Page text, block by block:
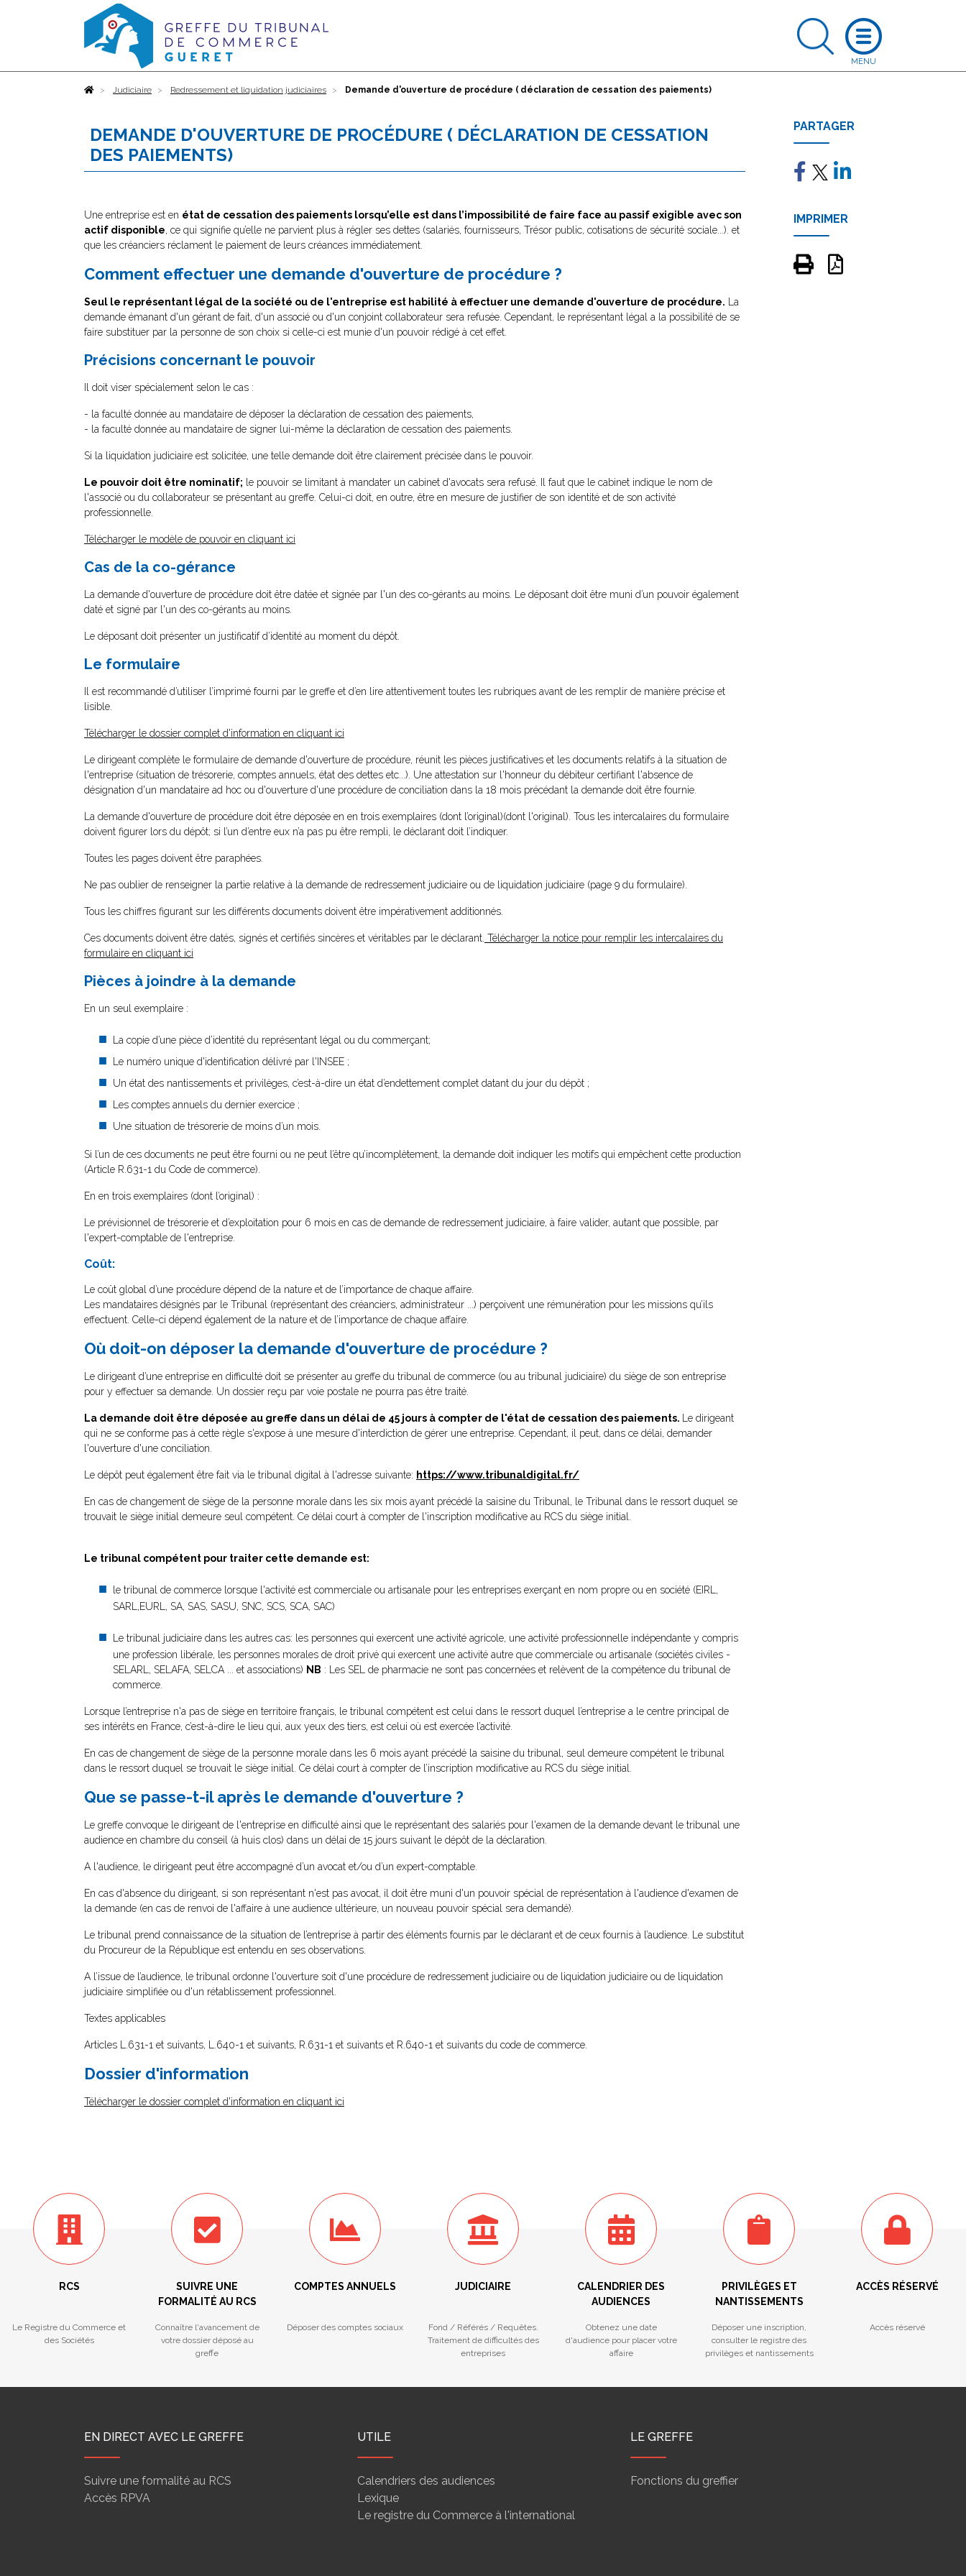
AccueilJudiciaire Redressement et liquidation judiciaires Demande d'ouverture de procédure ( déclaration de cessation des paiements)
DEMANDE D'OUVERTURE DE PROCÉDURE ( DÉCLARATION DE CESSATION
DES PAIEMENTS)
Une entreprise est en état de cessation des paiements lorsqu’elle est dans l’impossibilité de faire face au passif exigible avec son
actif disponible, ce qui signifie qu’elle ne parvient plus à régler ses dettes (salariés, fournisseurs, Trésor public, cotisations de sécurité sociale...). et
que les créanciers réclament le paiement de leurs créances immédiatement.
Comment effectuer une demande d'ouverture de procédure ?
Seul le représentant légal de la société ou de l'entreprise est habilité à effectuer une demande d'ouverture de procédure. La
demande émanant d'un gérant de fait, d'un associé ou d'un conjoint collaborateur sera refusée. Cependant, le représentant légal a la possibilité de se
faire substituer par la personne de son choix si celle-ci est munie d'un pouvoir rédigé à cet effet.
Précisions concernant le pouvoir
Il doit viser spécialement selon le cas :
- la faculté donnée au mandataire de déposer la déclaration de cessation des paiements,
- la faculté donnée au mandataire de signer lui-même la déclaration de cessation des paiements.
Si la liquidation judiciaire est solicitée, une telle demande doit être clairement précisée dans le pouvoir.
Le pouvoir doit être nominatif; le pouvoir se limitant à mandater un cabinet d'avocats sera refusé. Il faut que le cabinet indique le nom de
l'associé ou du collaborateur se présentant au greffe. Celui-ci doit, en outre, être en mesure de justifier de son identité et de son activité
professionnelle.
Télécharger le modèle de pouvoir en cliquant ici
Cas de la co-gérance
La demande d'ouverture de procédure doit être datée et signée par l'un des co-gérants au moins. Le déposant doit être muni d’un pouvoir également
daté et signé par l'un des co-gérants au moins.
Le déposant doit présenter un justificatif d’identité au moment du dépôt.
Le formulaire
Il est recommandé d’utiliser l’imprimé fourni par le greffe et d’en lire attentivement toutes les rubriques avant de les remplir de manière précise et
lisible.
Télécharger le dossier complet d'information en cliquant ici
Le dirigeant complète le formulaire de demande d'ouverture de procédure, réunit les pièces justificatives et les documents relatifs à la situation de
l'entreprise (situation de trésorerie, comptes annuels, état des dettes etc...). Une attestation sur l'honneur du débiteur certifiant l'absence de
désignation d'un mandataire ad hoc ou d'ouverture d'une procédure de conciliation dans la 18 mois précédant la demande doit être fournie.
La demande d'ouverture de procédure doit être déposée en en trois exemplaires (dont l’original)(dont l'original). Tous les intercalaires du formulaire
doivent figurer lors du dépôt; si l’un d’entre eux n’a pas pu être rempli, le déclarant doit l’indiquer.
Toutes les pages doivent être paraphées.
Ne pas oublier de renseigner la partie relative à la demande de redressement judiciaire ou de liquidation judiciaire (page 9 du formulaire).
Tous les chiffres figurant sur les différents documents doivent être impérativement additionnés.
Ces documents doivent être datés, signés et certifiés sincères et véritables par le déclarant. Télécharger la notice pour remplir les intercalaires du
formulaire en cliquant ici
Pièces à joindre à la demande
En un seul exemplaire :
La copie d’une pièce d’identité du représentant légal ou du commerçant;
Le numéro unique d'identification délivré par l'INSEE ;
Un état des nantissements et privilèges, c’est-à-dire un état d’endettement complet datant du jour du dépôt ;
Les comptes annuels du dernier exercice ;
Une situation de trésorerie de moins d’un mois.
Si l’un de ces documents ne peut être fourni ou ne peut l’être qu’incomplètement, la demande doit indiquer les motifs qui empêchent cette production
(Article R.631-1 du Code de commerce).
En en trois exemplaires (dont l’original) :
Le prévisionnel de trésorerie et d’exploitation pour 6 mois en cas de demande de redressement judiciaire, à faire valider, autant que possible, par
l'expert-comptable de l'entreprise.
Coût:
Le coût global d’une procédure dépend de la nature et de l’importance de chaque affaire.
Les mandataires désignés par le Tribunal (représentant des créanciers, administrateur ...) perçoivent une rémunération pour les missions qu’ils
effectuent. Celle-ci dépend également de la nature et de l’importance de chaque affaire.
Où doit-on déposer la demande d'ouverture de procédure ?
Le dirigeant d’une entreprise en difficulté doit se présenter au greffe du tribunal de commerce (ou au tribunal judiciaire) du siège de son entreprise
pour y effectuer sa demande. Un dossier reçu par voie postale ne pourra pas être traité.
La demande doit être déposée au greffe dans un délai de 45 jours à compter de l'état de cessation des paiements.
Le dirigeant
qui ne se conforme pas à cette règle s'expose à une mesure d'interdiction de gérer une entreprise. Cependant, il peut, dans ce délai, demander
l'ouverture d'une conciliation.
Le dépôt peut également être fait via le tribunal digital à l'adresse suivante: https://www.tribunaldigital.fr/
En cas de changement de siège de la personne morale dans les six mois ayant précédé la saisine du Tribunal, le Tribunal dans le ressort duquel se
trouvait le siège initial demeure seul compétent. Ce délai court à compter de l'inscription modificative au RCS du siège initial.
Le tribunal compétent pour traiter cette demande est:
le tribunal de commerce lorsque l'activité est commerciale ou artisanale pour les entreprises exerçant en nom propre ou en société (EIRL,
SARL,EURL, SA, SAS, SASU, SNC, SCS, SCA, SAC)
Le tribunal judiciaire dans les autres cas: les personnes qui exercent une activité agricole, une activité professionnelle indépendante y compris
une profession libérale, les personnes morales de droit privé qui exercent une activité autre que commerciale ou artisanale (sociétés civiles -
SELARL, SELAFA, SELCA ... et associations) NB : Les SEL de pharmacie ne sont pas concernées et relèvent de la compétence du tribunal de
commerce.
Lorsque l’entreprise n'a pas de siège en territoire français, le tribunal compétent est celui dans le ressort duquel l’entreprise a le centre principal de
ses intérêts en France, c’est-à-dire le lieu qui, aux yeux des tiers, est celui où est exercée l’activité.
En cas de changement de siège de la personne morale dans les 6 mois ayant précédé la saisine du tribunal, seul demeure compétent le tribunal
dans le ressort duquel se trouvait le siège initial. Ce délai court à compter de l’inscription modificative au RCS du siège initial.
Que se passe-t-il après le demande d'ouverture ?
Le greffe convoque le dirigeant de l'entreprise en difficulté ainsi que le représentant des salariés pour l'examen de la demande devant le tribunal une
audience en chambre du conseil (à huis clos) dans un délai de 15 jours suivant le dépôt de la déclaration.
A l'audience, le dirigeant peut être accompagné d’un avocat et/ou d’un expert-comptable.
En cas d'absence du dirigeant, si son représentant n'est pas avocat, il doit être muni d'un pouvoir spécial de représentation à l'audience d'examen de
la demande (en cas de renvoi de l'affaire à une audience ultérieure, un nouveau pouvoir spécial sera demandé).
Le tribunal prend connaissance de la situation de l’entreprise à partir des éléments fournis par le déclarant et de ceux fournis à l’audience. Le substitut
du Procureur de la République est entendu en ses observations.
A l’issue de l’audience, le tribunal ordonne l'ouverture soit d'une procédure de redressement judiciaire ou de liquidation judiciaire ou de liquidation
judiciaire simplifiée ou d'un rétablissement professionnel.
Textes applicables
Articles L.631-1 et suivants, L.640-1 et suivants, R.631-1 et suivants et R.640-1 et suivants du code de commerce.
Dossier d'information
Télécharger le dossier complet d'information en cliquant ici
PARTAGER
IMPRIMER
RCS
Le Registre du Commerce et
des Sociétés
SUIVRE UNE
FORMALITÉ AU RCS
Connaître l'avancement de
votre dossier déposé au
greffe
COMPTES ANNUELS
Déposer des comptes sociaux
JUDICIAIRE
Fond / Référés / Requêtes.
Traitement de difficultés des
entreprises
CALENDRIER DES
AUDIENCES
Obtenez une date
d'audience pour placer votre
affaire
PRIVILÈGES ET
NANTISSEMENTS
Déposer une inscription,
consulter le registre des
privilèges et nantissements
ACCÈS RÉSERVÉ
Accès réservé
EN DIRECT AVEC LE GREFFE
Suivre une formalité au RCS
Accès RPVA
UTILE
Calendriers des audiences
Lexique
Le registre du Commerce à l'international
LE GREFFE
Fonctions du greffier